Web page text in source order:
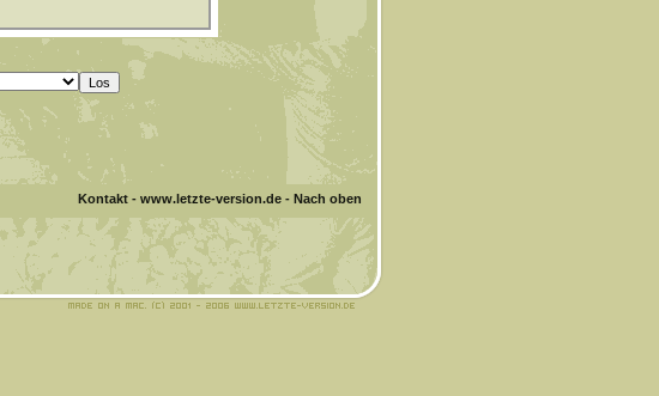
Kontakt- www.letzte-version.de- Nach oben